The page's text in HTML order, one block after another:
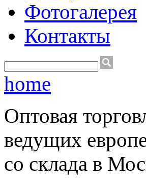
Фотогалерея
Контакты
home
Оптовая
ведущих
со склада в